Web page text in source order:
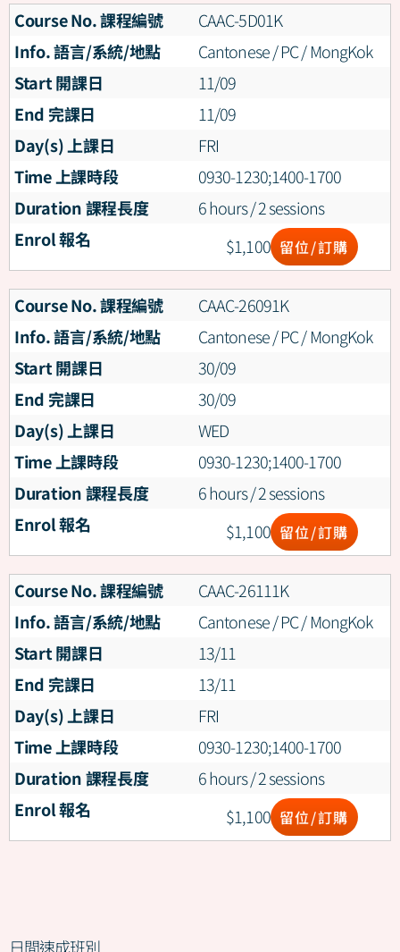
Course No. 課程編號
CAAC-5D01K
Info. 語言/系統/地點
Cantonese / PC / MongKok
Start 開課日
11/09
End 完課日
11/09
Day(s) 上課日
FRI
Time 上課時段
0930-1230;1400-1700
Duration 課程長度
6 hours / 2 sessions
Enrol 報名
$1,100 留位/訂購
Course No. 課程編號
CAAC-26091K
Info. 語言/系統/地點
Cantonese / PC / MongKok
Start 開課日
30/09
End 完課日
30/09
Day(s) 上課日
WED
Time 上課時段
0930-1230;1400-1700
Duration 課程長度
6 hours / 2 sessions
Enrol 報名
$1,100 留位/訂購
Course No. 課程編號
CAAC-26111K
Info. 語言/系統/地點
Cantonese / PC / MongKok
Start 開課日
13/11
End 完課日
13/11
Day(s) 上課日
FRI
Time 上課時段
0930-1230;1400-1700
Duration 課程長度
6 hours / 2 sessions
Enrol 報名
$1,100 留位/訂購
日間速成班別